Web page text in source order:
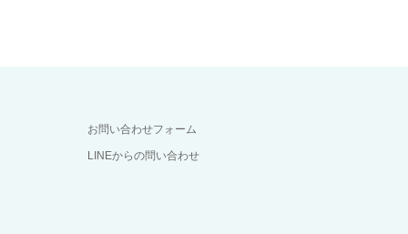
お問い合わせフォーム
LINEからの問い合わせ